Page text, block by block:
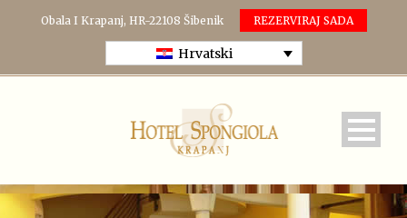
Obala I Krapanj, HR-22108 Šibenik REZERVIRAJ SADA
Hrvatski